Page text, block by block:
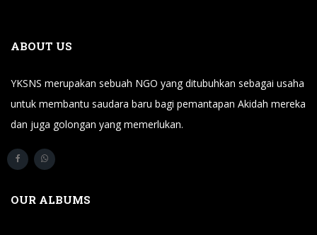
ABOUT US
YKSNS merupakan sebuah NGO yang ditubuhkan sebagai usaha
untuk membantu saudara baru bagi pemantapan Akidah mereka
dan juga golongan yang memerlukan.
OUR ALBUMS